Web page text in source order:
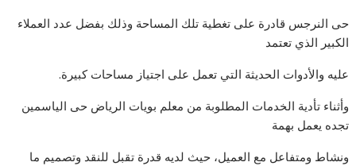
حى النرجس قادرة على تغطية تلك المساحة وذلك بفضل عدد العملاء
الكبير الذي تعتمد
عليه والأدوات الحديثة التي تعمل على اجتياز مساحات كبيرة.
وأثناء تأدية الخدمات المطلوبة من معلم بويات الرياض حى الياسمين
تجده يعمل بهمة
ونشاط ومتفاعل مع العميل، حيث لديه قدرة تقبل للنقد وتصميم ما